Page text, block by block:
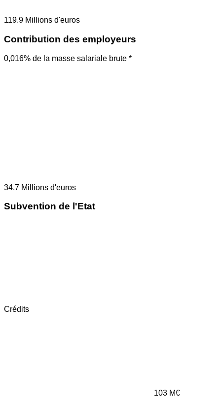
119.9 Millions d'euros
Contribution des employeurs
0,016% de la masse salariale brute *
34.7 Millions d'euros
Subvention de l'Etat
Crédits
103 M€